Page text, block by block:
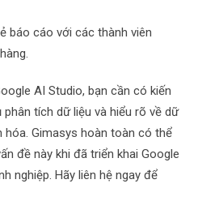
báo cáo với các thành viên
AI Studio, bạn cần có kiến
tích dữ liệu và hiểu rõ về dữ
hóa. Gimasys hoàn toàn có thể
đề này khi đã triển khai Google
nghiệp. Hãy liên hệ ngay để